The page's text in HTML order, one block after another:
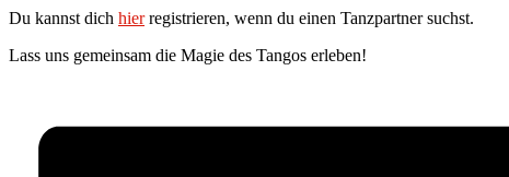
Du kannst dich hierregistrieren, wenn du einen Tanzpartner suchst.
Lass uns gemeinsam die Magie des Tangos erleben!